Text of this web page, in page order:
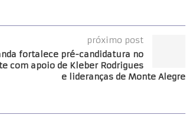
próximo post
fortalece pré-candidatura no
com apoio de Kleber Rodrigues
e lideranças de Monte Alegre